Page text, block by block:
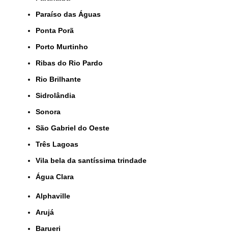
Paraíso das Águas
Ponta Porã
Porto Murtinho
Ribas do Rio Pardo
Rio Brilhante
Sidrolândia
Sonora
São Gabriel do Oeste
Três Lagoas
Vila bela da santíssima trindade
Água Clara
Alphaville
Arujá
Barueri